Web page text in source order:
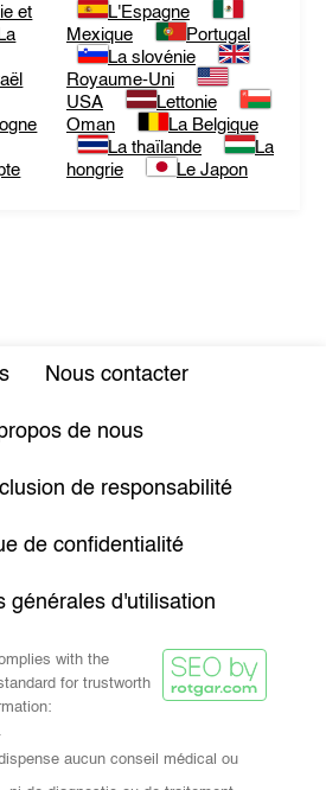
et
L'Espagne
Mexique
Portugal
La slovénie
Royaume-Uni
USA
Lettonie
Oman
La Belgique
La thaïlande
La
hongrie
Le Japon
Nous contacter
de nous
de responsabilité
de confidentialité
générales d'utilisation
with the
for trustworth
aucun conseil médical ou